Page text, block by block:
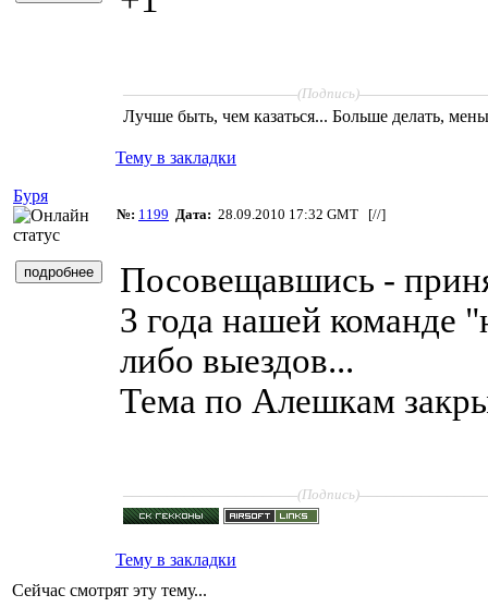
(Подпись)
Лучше быть, чем казаться... Больше делать,
Тему в закладки
Буря
№: 1199 Дата: 28.09.2010 17:32 GMT [//]
Посовещавшись -
3 года нашей команде
либо выездов...
Тема по Алешкам
(Подпись)
Тему в закладки
Сейчас смотрят эту тему...